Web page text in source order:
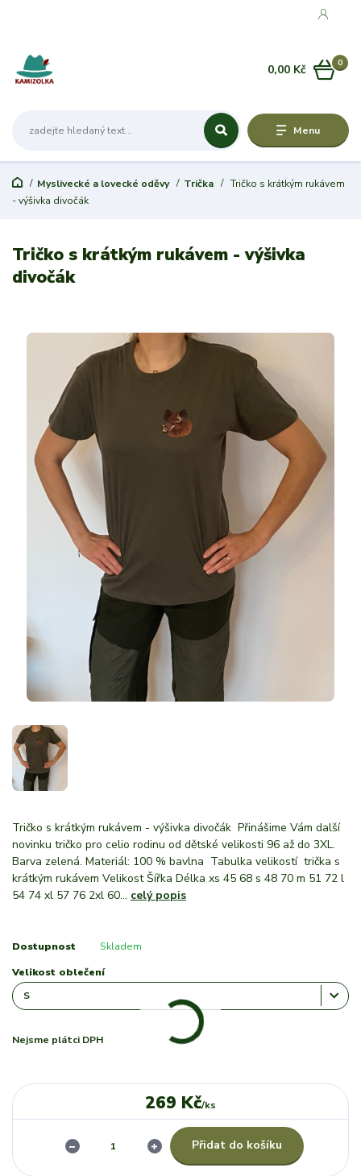
Menu
0
0,00 Kč
Myslivecké a lovecké oděvy Trička
Tričko s krátkým rukávem
- výšivka divočák
Tričko s krátkým rukávem - výšivka
divočák
Tričko s krátkým rukávem - výšivka divočák Přinášime Vám další
novinku tričko pro celio rodinu od dětské velikosti 96 až do 3XL.
Barva zelená. Materiál: 100 % bavlna Tabulka velikostí trička s
krátkým rukávem Velikost Šířka Délka xs 45 68 s 48 70 m 51 72 l
54 74 xl 57 76 2xl 60... celý popis
Dostupnost Skladem
Velikost oblečení
Nejsme plátci DPH
269 Kč/ks
Přidat do košíku